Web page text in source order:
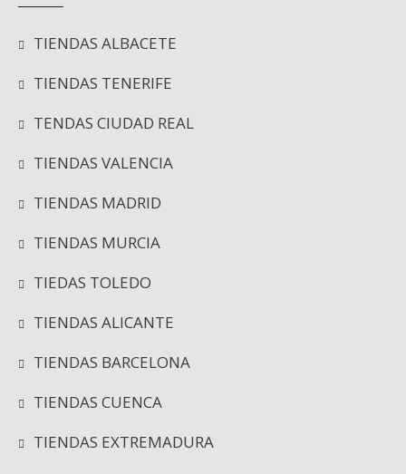
TIENDAS ALBACETE
TIENDAS TENERIFE
TENDAS CIUDAD REAL
TIENDAS VALENCIA
TIENDAS MADRID
TIENDAS MURCIA
TIEDAS TOLEDO
TIENDAS ALICANTE
TIENDAS BARCELONA
TIENDAS CUENCA
TIENDAS EXTREMADURA